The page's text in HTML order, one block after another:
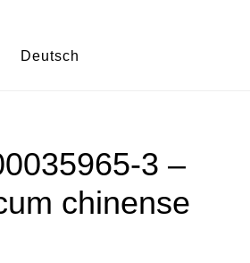
Deutsch
3 –
chinense